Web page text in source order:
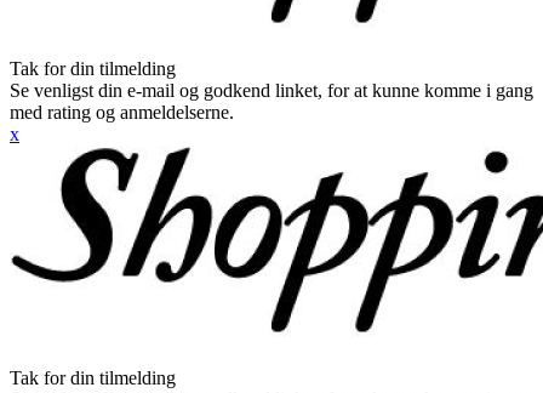
Tak for din tilmelding
Se venligst din e-mail og godkend linket, for at kunne komme i gang
med rating og anmeldelserne.
x
Tak for din tilmelding